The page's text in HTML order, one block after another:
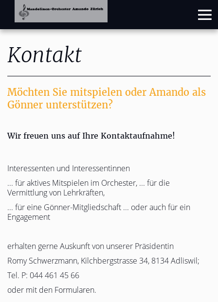
Kontakt
Möchten Sie mitspielen oder Amando als
Gönner unterstützen?
Wir freuen uns auf Ihre Kontaktaufnahme!
Interessenten und Interessentinnen
... für aktives Mitspielen im Orchester, ... für die
Vermittlung von Lehrkräften,
... für eine Gönner-Mitgliedschaft ... oder auch für ein
Engagement
erhalten gerne Auskunft von unserer Präsidentin
Romy Schwerzmann, Kilchbergstrasse 34, 8134 Adliswil;
Tel. P: 044 461 45 66
oder mit den Formularen.